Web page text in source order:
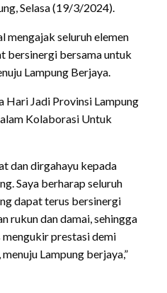
Selasa (19/3/2024).
mengajak seluruh elemen
bersinergi bersama untuk
Lampung Berjaya.
Hari Jadi Provinsi Lampung
Kolaborasi Untuk
dan dirgahayu kepada
Saya berharap seluruh
dapat terus bersinergi
rukun dan damai, sehingga
prestasi demi
Lampung berjaya,”